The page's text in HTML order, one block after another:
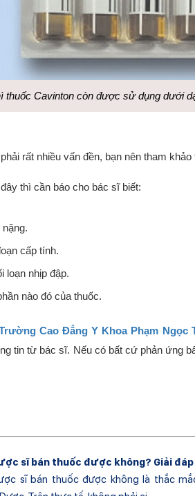
thuốc Cavinton còn được sử dụng dưới
rất nhiều vấn đền, bạn nên tham
thì cần báo cho bác sĩ biết:
cấp tính.
loạn nhịp đập.
nào đó của thuốc.
Cao Đẳng Y Khoa Phạm Ngọc
tin từ bác sĩ. Nếu có bất cứ phản ứng
sĩ bán thuốc được không? Giải
sĩ bán thuốc được không là thắc